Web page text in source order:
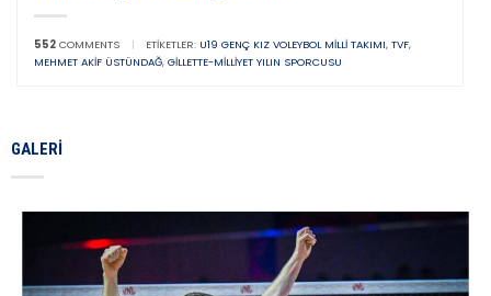
552 COMMENTS | ETIKETLER: U19 GENÇ KIZ VOLEYBOL MILLI TAKIMI, TVF,
MEHMET AKIF ÜSTÜNDAĞ, GILLETTE-MILLIYET YILIN SPORCUSU
GALERI